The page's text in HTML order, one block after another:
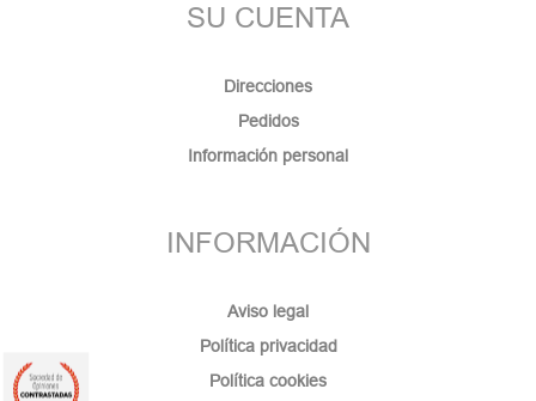
SU CUENTA
Direcciones
Pedidos
Información personal
INFORMACIÓN
Aviso legal
Política privacidad
Política cookies